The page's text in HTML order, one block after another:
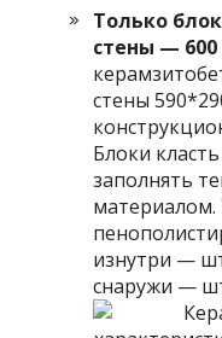
Только
стены —
стены
Блоки
заполнять
материалом.
изнутри —
снаружи —